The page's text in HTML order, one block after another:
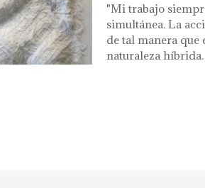
"Mi trabajo
simultánea. La
de tal manera
naturaleza híbrida.
poza. "esa maraña invisible